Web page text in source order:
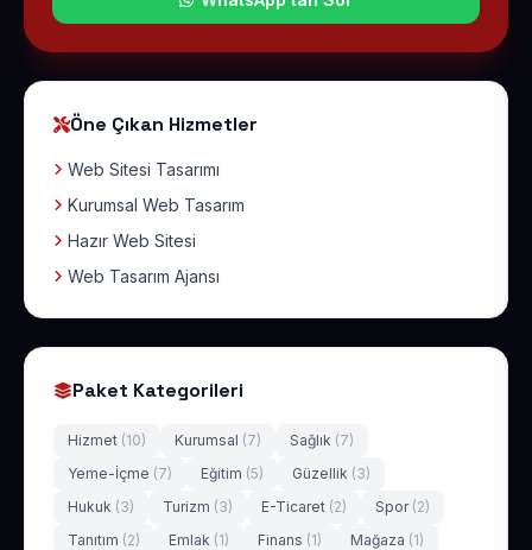
Öne Çıkan Hizmetler
Web Sitesi Tasarımı
Kurumsal Web Tasarım
Hazır Web Sitesi
Web Tasarım Ajansı
Paket Kategorileri
Hizmet (10) Kurumsal (7) Sağlık (7)
Yeme-İçme (7) Eğitim (5) Güzellik (3)
Hukuk (3) Turizm (3) E-Ticaret (2) Spor (2)
Tanıtım (2) Emlak (1) Finans (1) Mağaza (1)